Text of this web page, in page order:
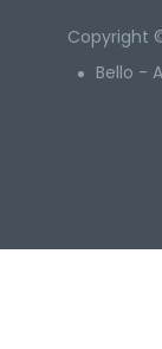
Copyright
Bello -